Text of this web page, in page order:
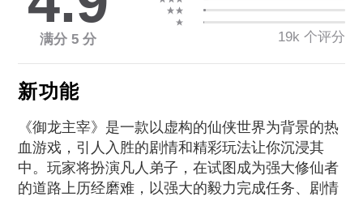
满分 5 分 19k 个评分
新功能
《御龙主宰》是一款以虚构的仙侠世界为背景的热
血游戏，引人入胜的剧情和精彩玩法让你沉浸其
中。玩家将扮演凡人弟子，在试图成为强大修仙者
的道路上历经磨难，以强大的毅力完成任务、剧情